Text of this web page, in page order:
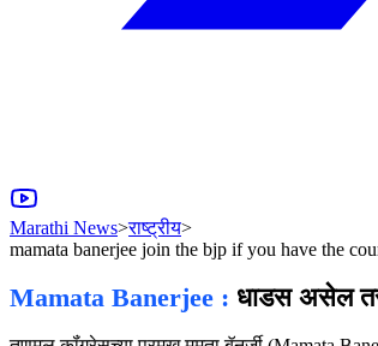
Marathi News>राष्ट्रीय>
mamata banerjee join the bjp if you have the
Mamata Banerjee : धाडस असेल